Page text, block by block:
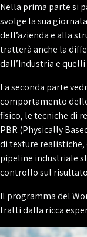
Nella prima parte si
svolge la sua
dell’azienda e alla
tratterà anche la
dall’Industria e quelli
La seconda parte
comportamento
fisico, le tecniche di
PBR (Physically
di texture realistiche,
pipeline industriale
controllo sul
Il programma del
tratti dalla ricca